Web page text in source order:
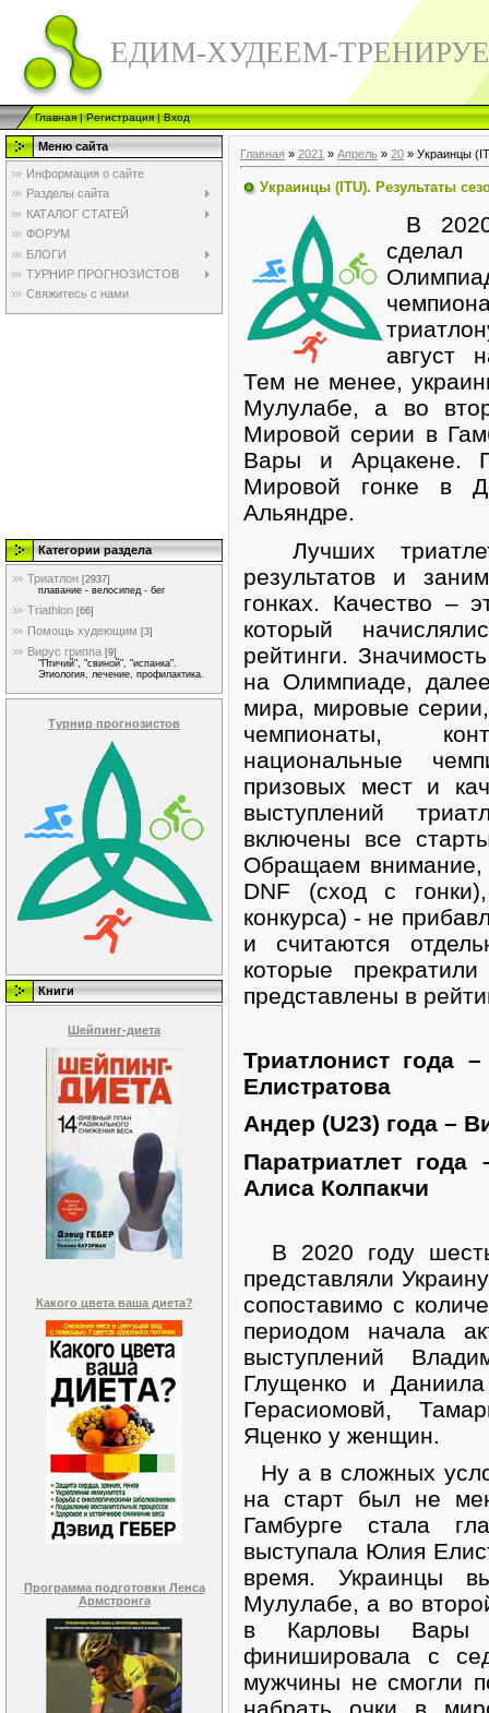
ЕДИМ-ХУДЕЕМ-
Главная|Регистрация|Вход
Меню сайта
Информация о сайте
Разделы сайта
КАТАЛОГ СТАТЕЙ
ФОРУМ
БЛОГИ
ТУРНИР ПРОГНОЗИСТОВ
Свяжитесь с нами
Категории раздела
Триатлон [2937]
плавание - велосипед - бег
Triathlon [66]
Помощь худеющим [3]
Вирус гриппа [9]
"Птичий", "свиной", "испанка".
Этиология, лечение, профилактика.
Турнир прогнозистов
Книги
Шейпинг-диета
Какого цвета ваша диета?
Программа подготовки Ленса
Армстронга
Главная » 2021 » Апрель » 20 » Украинцы
Украинцы (ITU). Результаты
В 2020
сделал
август
Тем не менее,
Мулулабе, а во
Мировой серии в
Вары и Арцакене.
Мировой гонке в
Альяндре.
Лучших
результатов и
гонках. Качество –
который
рейтинги.
на Олимпиаде,
мира, мировые
чемпионаты,
национальные
призовых мест и
выступлений
включены все
Обращаем внимание,
DNF (сход с
конкурса) - не
и считаются
которые
представлены в
Триатлонист года
Елистратова
Андер (U23) года –
Паратриатлет
Алиса Колпакчи
В 2020 году
представляли
сопоставимо с
периодом начала
выступлений
Глущенко и
Герасиомовй,
Яценко у женщин.
Ну а в сложных
на старт был не
Гамбурге стала
выступала Юлия
время. Украинцы
Мулулабе, а во
в Карловы Вары
финишировала с
мужчины не смогли